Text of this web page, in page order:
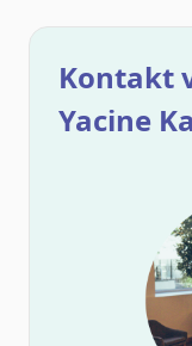
Kontakt
Yacine